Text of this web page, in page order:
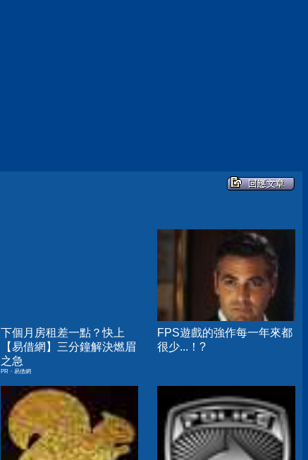
下個月房租差一點？快上
【易借網】三分鐘解決燃眉
之急
PR・易借網
FPS遊戲的強作每一年來都
很少...！?